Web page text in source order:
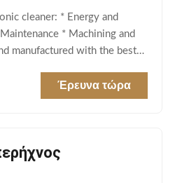
cleaner: * Energy and
* Machining and
manufactured with the best
Έρευνα τώρα